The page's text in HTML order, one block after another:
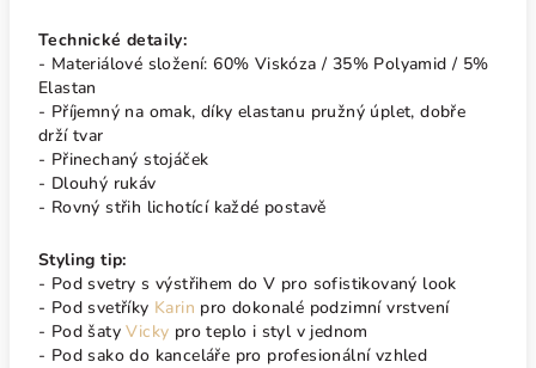
Technické detaily:
- Materiálové složení: 60% Viskóza / 35% Polyamid / 5%
Elastan
- Příjemný na omak, díky elastanu pružný úplet, dobře
drží tvar
- Přinechaný stojáček
- Dlouhý rukáv
- Rovný střih lichotící každé postavě
Styling tip:
- Pod svetry s výstřihem do V pro sofistikovaný look
- Pod svetříky Karin pro dokonalé podzimní vrstvení
- Pod šaty Vicky pro teplo i styl v jednom
- Pod sako do kanceláře pro profesionální vzhled